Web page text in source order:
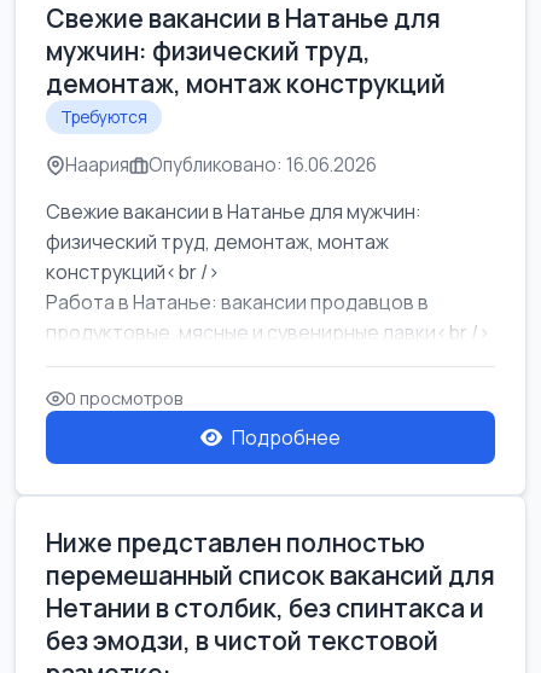
Свежие вакансии в Натанье для
мужчин: физический труд,
демонтаж, монтаж конструкций
Требуются
Наария Опубликовано: 16.06.2026
Свежие вакансии в Натанье для мужчин:
физический труд, демонтаж, монтаж
конструкций<br />
Работа в Натанье: вакансии продавцов в
продуктовые, мясные и сувенирные лавки<br />
Разнорабочий на сборку м...
0 просмотров
Подробнее
Ниже представлен полностью
перемешанный список вакансий для
Нетании в столбик, без спинтакса и
без эмодзи, в чистой текстовой